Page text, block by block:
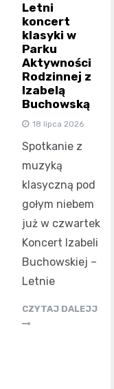
Letni
koncert
klasyki w
Parku
Aktywności
Rodzinnej z
Izabelą
Buchowską
18 lipca 2026
Spotkanie z
muzyką
klasyczną pod
gołym niebem
już w czwartek
Koncert Izabeli
Buchowskiej –
Letnie
CZYTAJ DALEJJ